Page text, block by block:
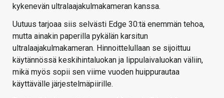
kykenevän ultralaajakulmakameran kanssa.
Uutuus tarjoaa siis selvästi Edge 30:tä enemmän tehoa,
mutta ainakin paperilla pykälän karsitun
ultralaajakulmakameran. Hinnoittelullaan se sijoittuu
käytännössä keskihintaluokan ja lippulaivaluokan väliin,
mikä myös sopii sen viime vuoden huippurautaa
käyttävälle järjestelmäpiirille.